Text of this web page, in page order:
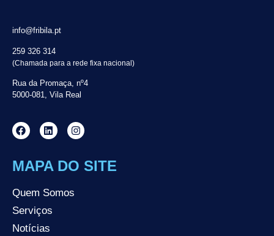
info@fribila.pt
259 326 314
(Chamada para a rede fixa nacional)
Rua da Promaça, nº4
5000-081, Vila Real
MAPA DO SITE
Quem Somos
Serviços
Notícias